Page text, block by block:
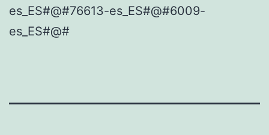
es_ES#@#76613-es_ES#@#6009-
es_ES#@#